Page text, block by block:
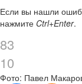
Если вы нашли
нажмите Ctrl+Enter.
83
10
Фото: Павел